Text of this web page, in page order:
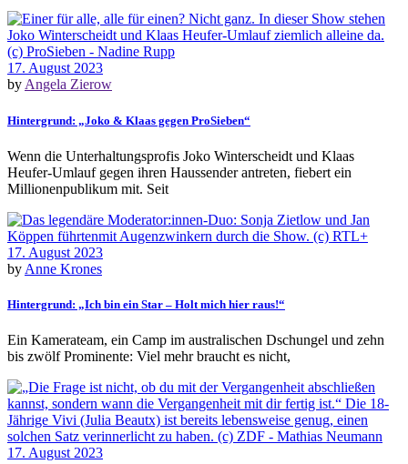
17. August 2023
by Angela Zierow
Hintergrund: „Joko & Klaas gegen ProSieben“
Wenn die Unterhaltungsprofis Joko Winterscheidt und Klaas
Heufer-Umlauf gegen ihren Haussender antreten, fiebert ein
Millionenpublikum mit. Seit
17. August 2023
by Anne Krones
Hintergrund: „Ich bin ein Star – Holt mich hier raus!“
Ein Kamerateam, ein Camp im australischen Dschungel und zehn
bis zwölf Prominente: Viel mehr braucht es nicht,
17. August 2023